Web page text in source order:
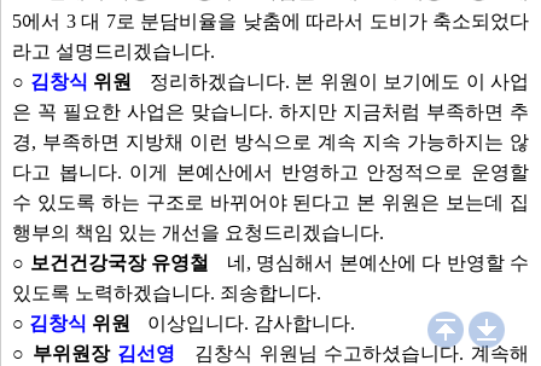
5에서 3 대 7로 분담비율을 낮춤에 따라서 도비가 축소되었다
라고 설명드리겠습니다.
○ 김창식 위원
정리하겠습니다. 본 위원이 보기에도 이 사업
은 꼭 필요한 사업은 맞습니다. 하지만 지금처럼 부족하면 추
경, 부족하면 지방채 이런 방식으로 계속 지속 가능하지는 않
다고 봅니다. 이게 본예산에서 반영하고 안정적으로 운영할
수 있도록 하는 구조로 바뀌어야 된다고 본 위원은 보는데 집
행부의 책임 있는 개선을 요청드리겠습니다.
○ 보건건강국장 유영철
네, 명심해서 본예산에 다 반영할 수
있도록 노력하겠습니다. 죄송합니다.
○ 김창식 위원
이상입니다. 감사합니다.
○ 부위원장 김선영 김창식 위원님 수고하셨습니다. 계속해